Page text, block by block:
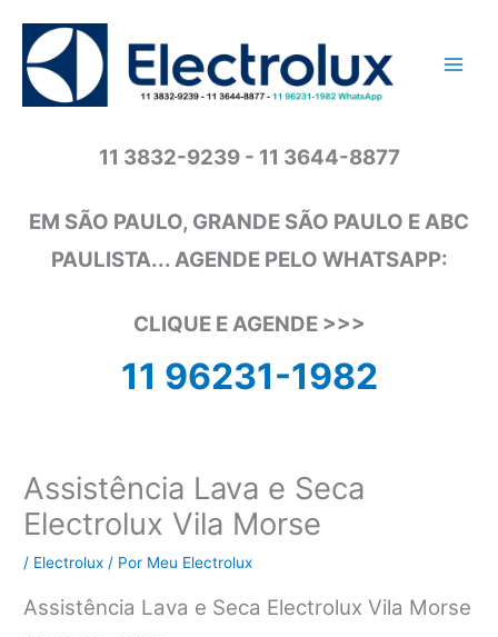
conteúdo
11 3832-9239 - 11 3644-8877
EM SÃO PAULO, GRANDE SÃO PAULO E ABC
PAULISTA... AGENDE PELO WHATSAPP:
CLIQUE E AGENDE >>>
11 96231-1982
Assistência Lava e Seca
Electrolux Vila Morse
/ Electrolux / Por Meu Electrolux
Assistência Lava e Seca Electrolux Vila Morse